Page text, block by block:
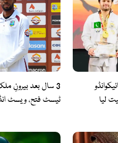
لیا
3 سال بعد بیرونِ